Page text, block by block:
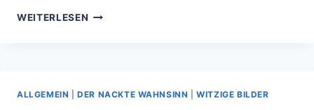
WEITERLESEN FILMKRITIK:
ALLGEMEIN |DER NACKTE WAHNSINN |WITZIGE BILDER